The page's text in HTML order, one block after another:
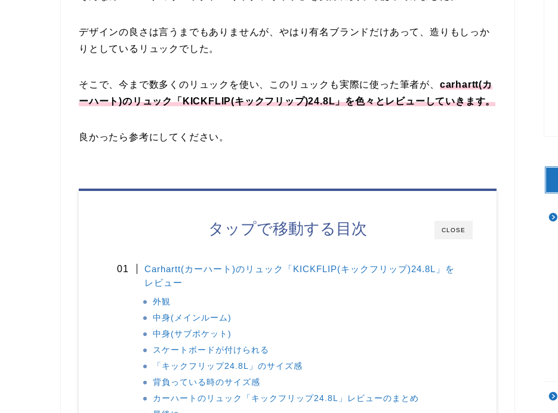
デザインの良さは言うまでもありませんが、やはり有名ブランドだけあって、造りもしっか
りとしているリュックでした。
そこで、今まで数多くのリュックを使い、このリュックも実際に使った筆者が、 carhartt(カ
ーハート)のリュック「KICKFLIP(キックフリップ)24.8L」を色々とレビューしていきます。
良かったら参考にしてください。
CLOSE
タップで移動する目次
Carhartt(カーハート)のリュック「KICKFLIP(キックフリップ)24.8L」を
レビュー
外観
中身(メインルーム)
中身(サブポケット)
スケートボードが付けられる
「キックフリップ24.8L」のサイズ感
背負っている時のサイズ感
カーハートのリュック「キックフリップ24.8L」レビューのまとめ